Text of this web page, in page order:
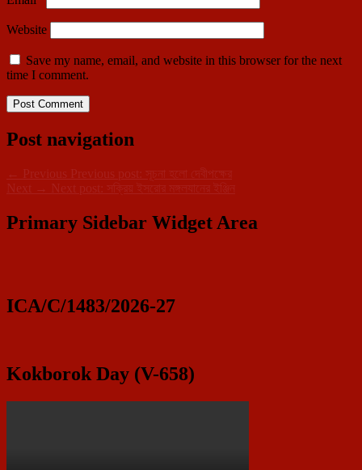
Website
Save my name, email, and website in this browser for the next
time I comment.
Post navigation
← Previous Previous post:
সূচনা হলো দেবীপক্ষের
Next → Next post: সক্রিয় ইসরোর মঙ্গলযানের ইঞ্জিন
Primary Sidebar Widget Area
ICA/C/1483/2026-27
Kokborok Day (V-658)